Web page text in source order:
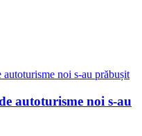
autoturisme noi s-au